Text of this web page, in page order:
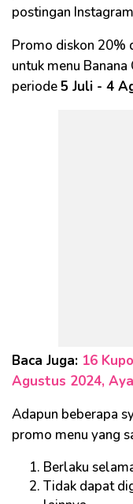
postingan
Promo diskon 20%
untuk menu
periode5 Juli - 4
Baca Juga: 16
Agustus 2024,
Adapun beberapa
promo menu yang
Berlaku
Tidak dapat